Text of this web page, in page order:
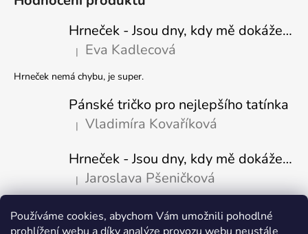
Používáme cookies, abychom Vám umožnili pohodlné
Hrneček - Jsou dny, kdy mě dokáže nasrat i vzduch - Sova
Hodnocení produktu je 5 z 5 hvězdiček.
| Eva Kadlecová
Hrneček nemá chybu, je super.
Pánské tričko pro nejlepšího tatínka
Hodnocení produktu je 5 z 5 hvězdiček.
| Vladimíra Kovaříková
Hrneček - Jsou dny, kdy mě dokáže nasrat i vzduch-naštvaný pejsek
Hodnocení produktu je 5 z 5 hvězdiček.
| Jaroslava Pšeničková
Přijímáme online platby